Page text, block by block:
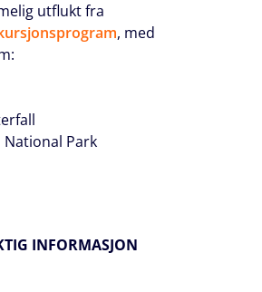
utflukt fra
, med
National Park
INFORMASJON